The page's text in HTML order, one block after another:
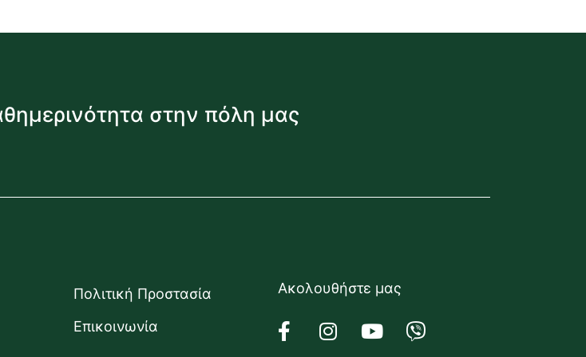
στην πόλη μας
Πολιτική Προστασία
Επικοινωνία
Ακολουθήστε μας